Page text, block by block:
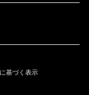
基づく表示